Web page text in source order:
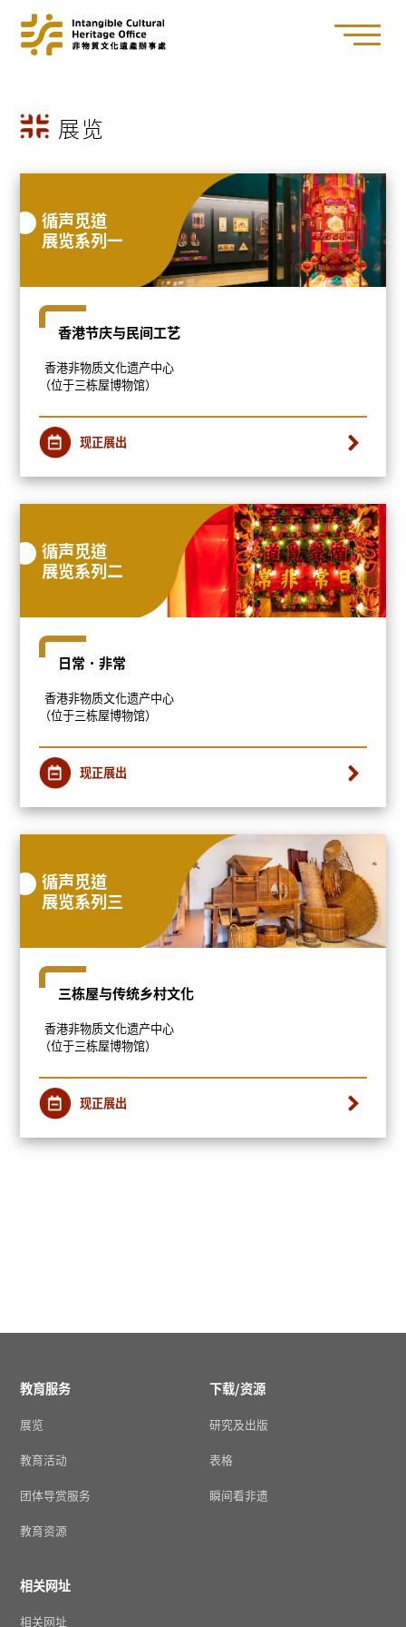
展览
循声觅道
展览系列一
现正展出
香港节庆与民间工艺
香港非物质文化遗产中心
（位于三栋屋博物馆）
循声觅道
展览系列二
现正展出
日常．非常
香港非物质文化遗产中心
（位于三栋屋博物馆）
循声觅道
展览系列三
现正展出
三栋屋与传统乡村文化
香港非物质文化遗产中心
（位于三栋屋博物馆）
教育服务
展览
教育活动
团体导赏服务
教育资源
下载/资源
研究及出版
表格
瞬间看非遗
相关网址
相关网址